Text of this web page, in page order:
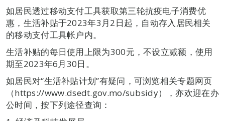
如居民透过移动支付工具获取第三轮抗疫电子消费优
惠，生活补贴于2023年3月2日起，自动存入居民相关
的移动支付工具帐户内。
生活补贴的每日使用上限为300元，不设立减额，使用
期至2023年6月30日。
如居民对“生活补贴计划”有疑问，可浏览相关专题网页
（https://www.dsedt.gov.mo/subsidy），亦欢迎在办
公时间，按下列途径查询：